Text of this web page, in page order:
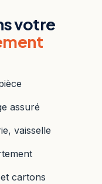
votre
assuré
vaisselle
cartons